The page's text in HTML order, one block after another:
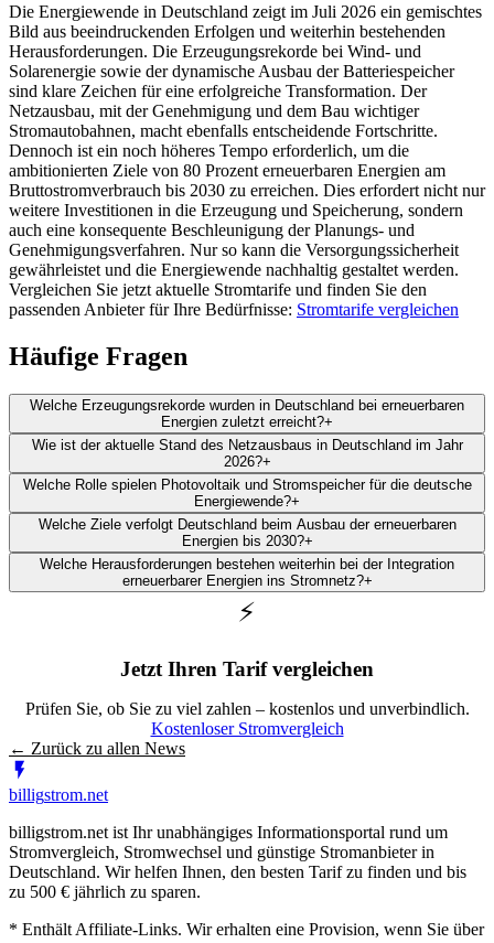
Die Energiewende in Deutschland zeigt im Juli 2026 ein gemischtes
Bild aus beeindruckenden Erfolgen und weiterhin bestehenden
Herausforderungen. Die Erzeugungsrekorde bei Wind- und
Solarenergie sowie der dynamische Ausbau der Batteriespeicher
sind klare Zeichen für eine erfolgreiche Transformation. Der
Netzausbau, mit der Genehmigung und dem Bau wichtiger
Stromautobahnen, macht ebenfalls entscheidende Fortschritte.
Dennoch ist ein noch höheres Tempo erforderlich, um die
ambitionierten Ziele von 80 Prozent erneuerbaren Energien am
Bruttostromverbrauch bis 2030 zu erreichen. Dies erfordert nicht nur
weitere Investitionen in die Erzeugung und Speicherung, sondern
auch eine konsequente Beschleunigung der Planungs- und
Genehmigungsverfahren. Nur so kann die Versorgungssicherheit
gewährleistet und die Energiewende nachhaltig gestaltet werden.
Vergleichen Sie jetzt aktuelle Stromtarife und finden Sie den
passenden Anbieter für Ihre Bedürfnisse: Stromtarife vergleichen
Häufige Fragen
Welche Erzeugungsrekorde wurden in Deutschland bei erneuerbaren
Energien zuletzt erreicht?+
Wie ist der aktuelle Stand des Netzausbaus in Deutschland im Jahr
2026?+
Welche Rolle spielen Photovoltaik und Stromspeicher für die deutsche
Energiewende?+
Welche Ziele verfolgt Deutschland beim Ausbau der erneuerbaren
Energien bis 2030?+
Welche Herausforderungen bestehen weiterhin bei der Integration
erneuerbarer Energien ins Stromnetz?+
⚡
Jetzt Ihren Tarif vergleichen
Prüfen Sie, ob Sie zu viel zahlen – kostenlos und unverbindlich.
Kostenloser Stromvergleich
← Zurück zu allen News
billigstrom.net
billigstrom.net ist Ihr unabhängiges Informationsportal rund um
Stromvergleich, Stromwechsel und günstige Stromanbieter in
Deutschland. Wir helfen Ihnen, den besten Tarif zu finden und bis
zu 500 € jährlich zu sparen.
* Enthält Affiliate-Links. Wir erhalten eine Provision, wenn Sie über